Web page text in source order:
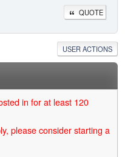
QUOTE
USER ACTIONS
in for at least 120
please consider starting a